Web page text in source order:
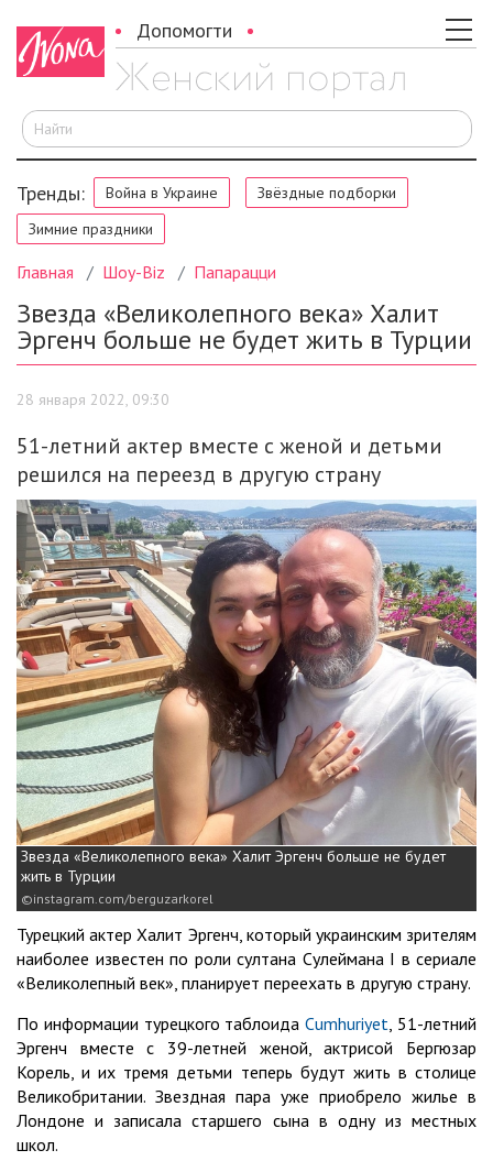
Допомогти
Тренды: Война в Украине
Звёздные подборки
Зимние праздники
Главная Шоу-Biz Папарацци
Звезда «Великолепного века» Халит
Эргенч больше не будет жить в Турции
28 января 2022, 09:30
51-летний актер вместе с женой и детьми
решился на переезд в другую страну
Звезда «Великолепного века» Халит Эргенч больше не будет
жить в Турции
instagram.com/berguzarkorel
Турецкий актер Халит Эргенч, который украинским зрителям
наиболее известен по роли султана Сулеймана I в сериале
«Великолепный век», планирует переехать в другую страну.
По информации турецкого таблоидаСumhuriyet , 51-летний
Эргенч вместе с 39-летней женой, актрисой Бергюзар
Корель, и их тремя детьми теперь будут жить в столице
Великобритании. Звездная пара уже приобрело жилье в
Лондоне и записала старшего сына в одну из местных
школ.